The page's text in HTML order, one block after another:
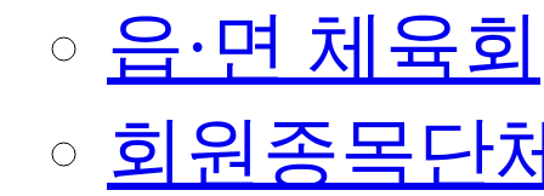
읍·면 체육회
회원종목단